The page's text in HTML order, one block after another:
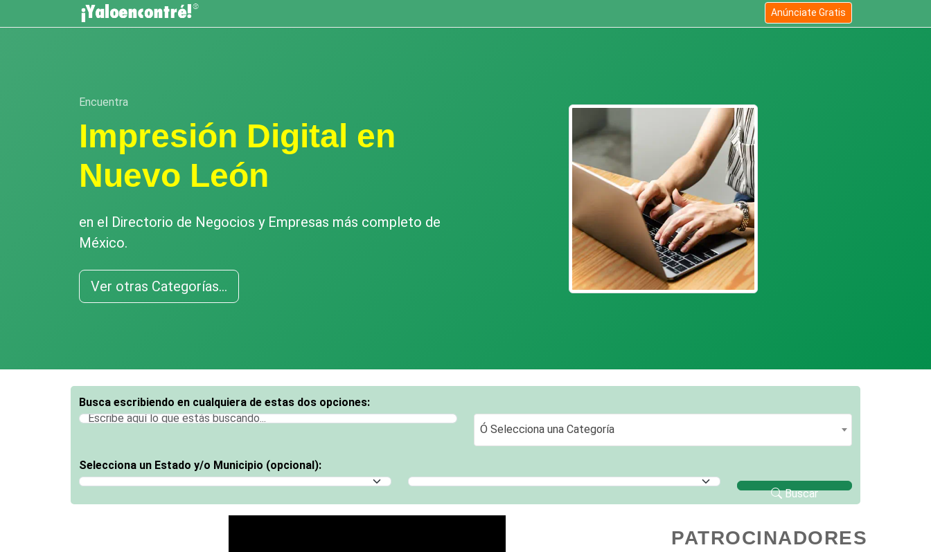
Anúnciate Gratis
Encuentra
Impresión Digital en
Nuevo León
en el Directorio de Negocios y Empresas más completo de
México.
Ver otras Categorías...
Busca escribiendo en cualquiera de estas dos opciones:
Ó Selecciona una Categoría
Ó Selecciona una Categoría
Selecciona un Estado y/o Municipio (opcional):
Selecciona un Estado
Selecciona un Municipio
Buscar
PATROCINADORES